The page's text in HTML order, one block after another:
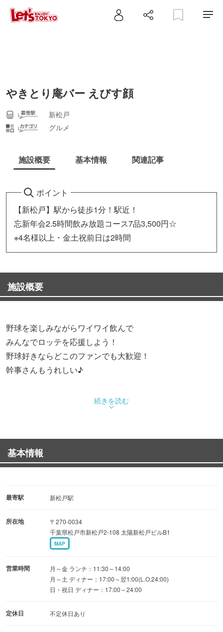
やきとり庵バー えびす顔
新松戸
グルメ
施設概要 基本情報 関連記事
ポイント
【新松戸】駅から徒歩1分！駅近！
忘新年会2.5時間飲み放題コース7品3,500円☆
※4名様以上・金土祝前日は2時間
施設概要
野球を楽しみながらワイワイ飲んで
みんなでロッテを応援しよう！
野球好きならどこのファンでも大歓迎！
幹事さんもうれしい♪
☆新松戸駅徒歩30秒！！駅近で広々掘りごたつ座敷☆
宴会はみんなが幸せになれるやきとり庵バーえびす顔で♪
続きを読む
基本情報
最寄駅 新松戸駅
所在地
〒270-0034
千葉県松戸市新松戸2-108 太陽新松戸ビルB1
MAP
営業時間
月～金 ランチ：11:30～14:00
月～土 ディナー：17:00～翌1:00(L.O.24:00)
日・祝日 ディナー：17:00～24:00
定休日 不定休日あり